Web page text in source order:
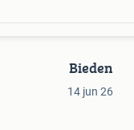
Bieden
14 jun 26